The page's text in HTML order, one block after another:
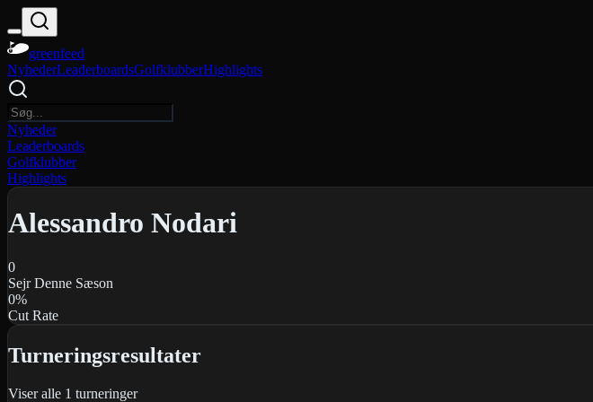
greenfeed
NyhederLeaderboardsGolfklubberHighlights
Nyheder
Leaderboards
Golfklubber
Highlights
Alessandro Nodari
0
Sejr Denne Sæson
0%
Cut Rate
Turneringsresultater
Viser alle 1 turneringer